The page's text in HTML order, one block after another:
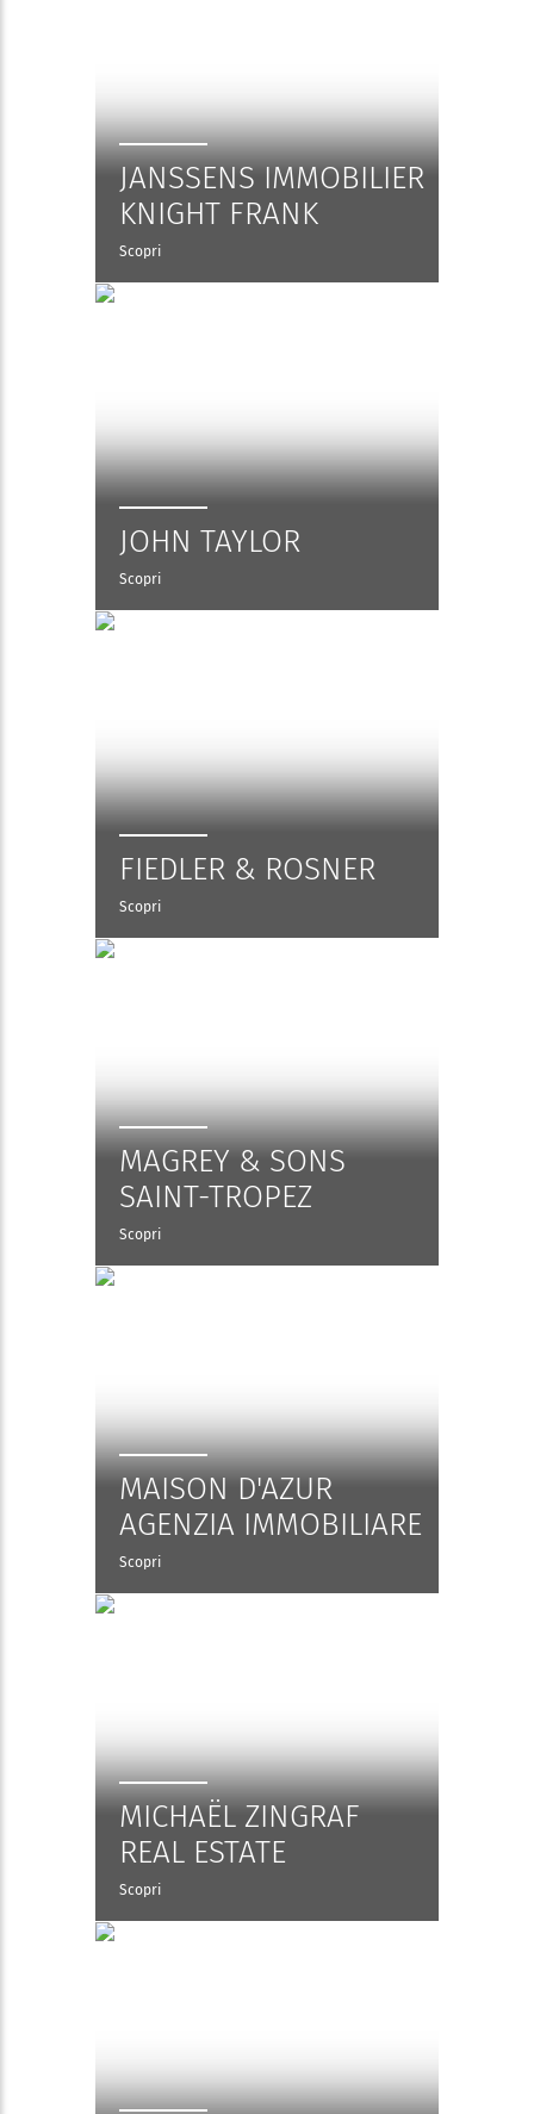
JANSSENS IMMOBILIER
KNIGHT FRANK
Scopri
JOHN TAYLOR
Scopri
FIEDLER & ROSNER
Scopri
MAGREY & SONS
SAINT-TROPEZ
Scopri
MAISON D'AZUR
AGENZIA IMMOBILIARE
Scopri
MICHAËL ZINGRAF
REAL ESTATE
Scopri